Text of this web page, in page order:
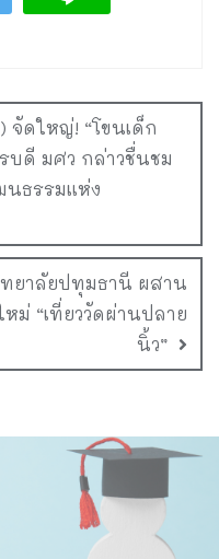
จัดใหญ่! “โขนเด็ก
บดี มศว กล่าวชื่นชม
นธรรมแห่ง
ยาลัยปทุมธานี ผสาน
ม่ “เที่ยววัดผ่านปลาย
นิ้ว”